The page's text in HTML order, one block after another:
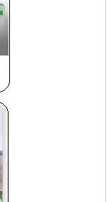
men hög
noggrannhet